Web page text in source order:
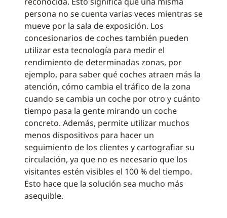
persona no se cuenta varias veces mientras se
mueve por la sala de exposición. Los
concesionarios de coches también pueden
utilizar esta tecnología para medir el
rendimiento de determinadas zonas, por
ejemplo, para saber qué coches atraen más la
atención, cómo cambia el tráfico de la zona
cuando se cambia un coche por otro y cuánto
tiempo pasa la gente mirando un coche
concreto. Además, permite utilizar muchos
menos dispositivos para hacer un
seguimiento de los clientes y cartografiar su
circulación, ya que no es necesario que los
visitantes estén visibles el 100 % del tiempo.
Esto hace que la solución sea mucho más
asequible.